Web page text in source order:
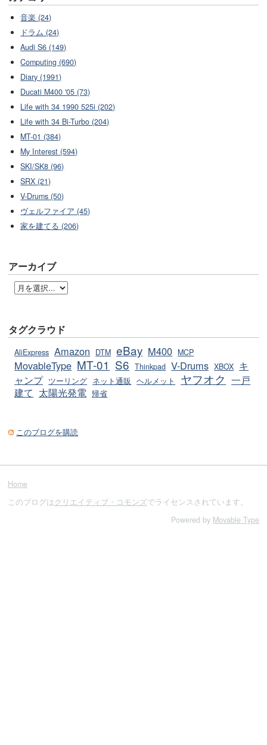
音楽 (24)
ドラム (24)
Audi S6 (149)
Computing (690)
Diary (1991)
Ducati M400 '05 (73)
Life with 34 1990 525i (202)
Life with 34 Bi-Turbo (204)
MT-01 (384)
My Interest (594)
SKI/SK8 (96)
SRX (21)
V-Drums (50)
ヴェルファイア (45)
家を建てる (206)
アーカイブ
タグクラウド
AliExpress Amazon DTM eBay M400 MCP
MovableType MT-01 S6 Thinkpad V-Drums XBOX キ
ャンプ ツーリング ネット通販 ヘルメット ヤフオク 一戸
建て 太陽光発電 帰省
このブログを購読
Home
このブログはクリエイティブ・コモンズでライセンスされています。
Powered by Movable Type